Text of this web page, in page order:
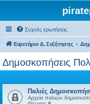
Συχνές ερωτήσεις
Ευρετήριο Δ. Συζήτησης
Δημοσκοπήσεις
Παλιές
Αρχείο παλιών